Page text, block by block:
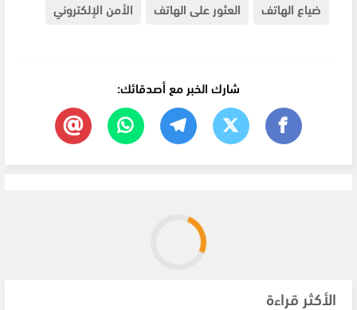
ضياع الهاتف
العثور على الهاتف الأمن الإلكتروني
شارك الخبر مع أصدقائك:
الأكثر قراءة